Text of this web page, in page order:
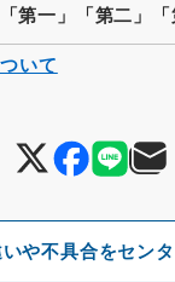
や不具合をセン
第一」「第二」
いて